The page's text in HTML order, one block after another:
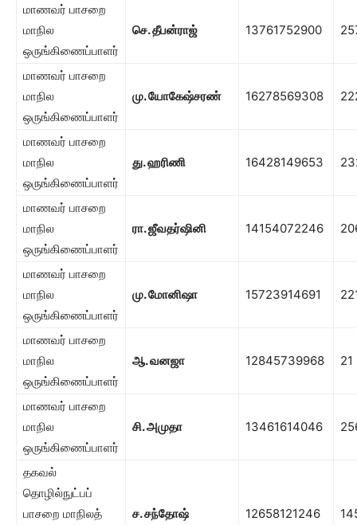
மாணவர் பாசறை
மாநில
ஒருங்கிணைப்பாளர்
செ. தீபன்ராஜ் 13761752900
மாணவர் பாசறை
மாநில
ஒருங்கிணைப்பாளர்
மு. யோகேஷ்சரண் 16278569308
மாணவர் பாசறை
மாநில
ஒருங்கிணைப்பாளர்
து. ஹரிணி 16428149653
மாணவர் பாசறை
மாநில
ஒருங்கிணைப்பாளர்
ரா. ஜீவதர்ஷினி 14154072246
மாணவர் பாசறை
மாநில
ஒருங்கிணைப்பாளர்
மு. மோனிஷா 15723914691
மாணவர் பாசறை
மாநில
ஒருங்கிணைப்பாளர்
ஆ. வனஜா 12845739968 21
மாணவர் பாசறை
மாநில
ஒருங்கிணைப்பாளர்
சி. அமுதா 13461614046
தகவல்
தொழில்நுட்பப்
பாசறை மாநிலத்
ச. சந்தோஷ் 12658121246